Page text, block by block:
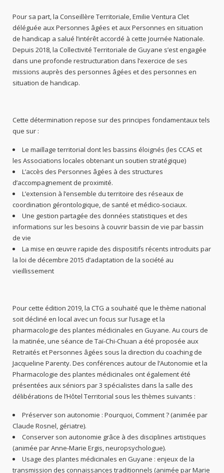
Pour sa part, la Conseillère Territoriale, Emilie Ventura Clet
déléguée aux Personnes âgées et aux Personnes en situation
de handicap a salué l’intérêt accordé à cette Journée Nationale.
Depuis 2018, la Collectivité Territoriale de Guyane s’est engagée
dans une profonde restructuration dans l’exercice de ses
missions auprès des personnes âgées et des personnes en
situation de handicap.
Cette détermination repose sur des principes fondamentaux tels
que sur :
Le maillage territorial dont les bassins éloignés (les CCAS et
les Associations locales obtenant un soutien stratégique)
L’accès des Personnes âgées à des structures
d’accompagnement de proximité.
L’extension à l’ensemble du territoire des réseaux de
coordination gérontologique, de santé et médico-sociaux.
Une gestion partagée des données statistiques et des
informations sur les besoins à couvrir bassin de vie par bassin
de vie
La mise en œuvre rapide des dispositifs récents introduits par
la loi de décembre 2015 d’adaptation de la société au
vieillissement
Pour cette édition 2019, la CTG a souhaité que le thème national
soit décliné en local avec un focus sur l’usage et la
pharmacologie des plantes médicinales en Guyane. Au cours de
la matinée, une séance de Taï-Chi-Chuan a été proposée aux
Retraités et Personnes âgées sous la direction du coaching de
Jacqueline Parenty. Des conférences autour de l’Autonomie et la
Pharmacologie des plantes médicinales ont également été
présentées aux séniors par 3 spécialistes dans la salle des
délibérations de l’Hôtel Territorial sous les thèmes suivants :
Préserver son autonomie : Pourquoi, Comment ? (animée par
Claude Rosnel, gériatre).
Conserver son autonomie grâce à des disciplines artistiques
(animée par Anne-Marie Ergis, neuropsychologue).
Usage des plantes médicinales en Guyane : enjeux de la
transmission des connaissances traditionnels (animée par Marie